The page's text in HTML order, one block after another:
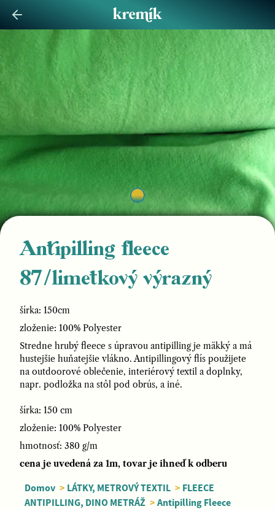
Antipilling fleece
87/limetkový výrazný
šírka: 150cm
zloženie: 100% Polyester
Stredne hrubý fleece s úpravou antipilling je mäkký a má
hustejšie huňatejšie vlákno. Antipillingový flís použijete
na outdoorové oblečenie, interiérový textil a doplnky,
napr. podložka na stôl pod obrús, a iné.
šírka: 150 cm
zloženie: 100% Polyester
hmotnosť: 380 g/m
cena je uvedená za 1m, tovar je ihneď k odberu
Domov > LÁTKY, METROVÝ TEXTIL > FLEECE
ANTIPILLING, DINO METRÁŽ > Antipilling Fleece